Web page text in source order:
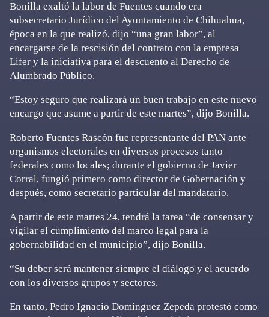
Bonilla exaltó la labor de Fuentes cuando era
subsecretario Jurídico del Ayuntamiento de Chihuahua,
época en la que realizó, dijo “una gran labor”, al
encargarse de la rescisión del contrato con la empresa
Lifer y la iniciativa para el descuento al Derecho de
Alumbrado Público.
“Estoy seguro que realizará un buen trabajo en este nuevo
encargo que asume a partir de este martes”, dijo Bonilla.
Roberto Fuentes Rascón fue representante del PAN ante
organismos electorales en diversos procesos tanto
federales como locales; durante el gobierno de Javier
Corral, fungió primero como director de Gobernación y
después, como secretario particular del mandatario.
A partir de este martes 24, tendrá la tarea “de consensar y
vigilar el cumplimiento del marco legal para la
gobernabilidad en el municipio”, dijo Bonilla.
“Su deber será mantener siempre el diálogo y el acuerdo
con los diversos grupos y sectores.
En tanto, Pedro Ignacio Domínguez Zepeda protestó como